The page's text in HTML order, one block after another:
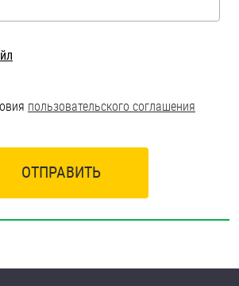
пользовательского соглашения
ОТПРАВИТЬ